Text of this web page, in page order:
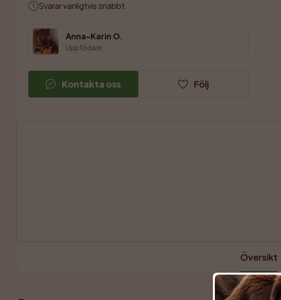
Svarar vanligtvis snabbt
Anna-Karin O.
Uppfödare
Kontakta oss Följ
Översikt